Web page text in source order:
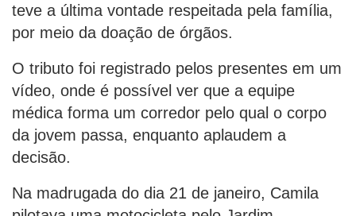
teve a última vontade respeitada pela família,
por meio da doação de órgãos.
O tributo foi registrado pelos presentes em um
vídeo, onde é possível ver que a equipe
médica forma um corredor pelo qual o corpo
da jovem passa, enquanto aplaudem a
decisão.
Na madrugada do dia 21 de janeiro, Camila